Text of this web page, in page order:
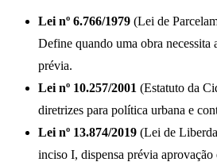
Lei nº 6.766/1979 (Lei de
Define quando uma obra necessita
prévia.
Lei nº 10.257/2001 (Estatuto da
diretrizes para política urbana e
Lei nº 13.874/2019 (Lei de
inciso I, dispensa prévia